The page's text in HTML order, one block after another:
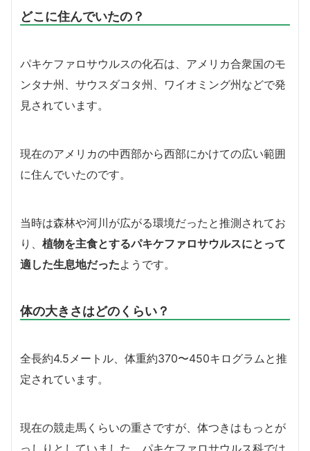
どこに住んでいたの？
パキケファロサウルスの化石は、アメリカ合衆国のモ
ンタナ州、サウスダコタ州、ワイオミング州などで発
見されています。
現在のアメリカの中西部から西部にかけての広い範囲
に住んでいたのです。
当時は森林や河川が広がる環境だったと推測されてお
り、 植物を主食とするパキケファロサウルスにとって
適した生息地だったようです。
体の大きさはどのくらい？
全長約4.5メートル、体重約370〜450キログラムと推
定されています。
現在の競走馬くらいの重さですが、体つきはもっとが
っしりとしていました。パキケファロサウルス科では